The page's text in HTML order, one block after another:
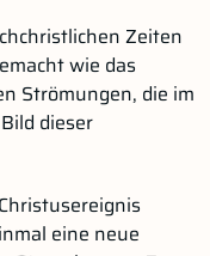
Zeiten
wie das
Strömungen, die im
dieser
eine neue